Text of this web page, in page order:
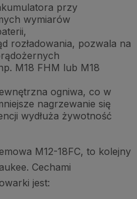
przy
wymiarów
rozładowania, pozwala na
M18 FHM lub M18
ogniwa, co w
nagrzewanie się
wydłuża żywotność
M12-18FC, to kolejny
Cechami
jest: